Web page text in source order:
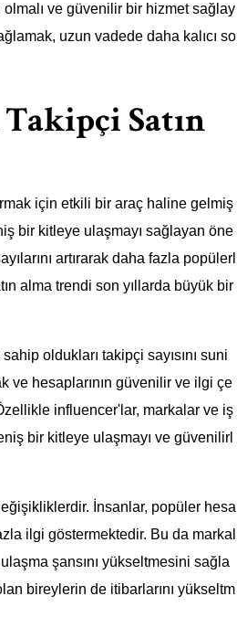
ve güvenilir bir hizmet sağlay
uzun vadede daha kalıcı so
Satın
için etkili bir araç haline gelmiş
bir kitleye ulaşmayı sağlayan öne
artırarak daha fazla popülerl
alma trendi son yıllarda büyük bir
oldukları takipçi sayısını suni
ve hesaplarının güvenilir ve ilgi çe
influencer'lar, markalar ve iş
bir kitleye ulaşmayı ve güvenilirl
İnsanlar, popüler hesa
ilgi göstermektedir. Bu da markal
şansını yükseltmesini sağla
bireylerin de itibarlarını yükseltm